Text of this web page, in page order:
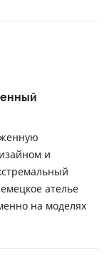
и
ателье
на моделях